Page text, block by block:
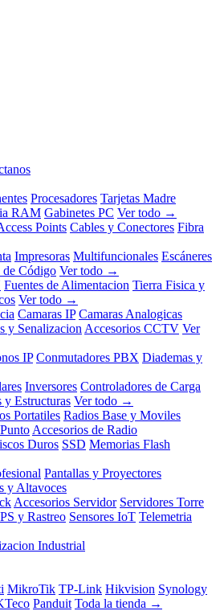
Procesadores Tarjetas Madre
RAM Gabinetes PC Ver todo →
Points Cables y Conectores Fibra
Impresoras Multifuncionales Escáneres
de Código Ver todo →
Fuentes de Alimentacion Tierra Fisica y
Ver todo →
Camaras IP Camaras Analogicas
y Senalizacion Accesorios CCTV Ver
IP Conmutadores PBX Diademas y
Inversores Controladores de Carga
y Estructuras Ver todo →
Portatiles Radios Base y Moviles
Accesorios de Radio
Duros SSD Memorias Flash
Pantallas y Proyectores
y Altavoces
Accesorios Servidor Servidores Torre
y Rastreo Sensores IoT Telemetria
Industrial
MikroTik TP-Link Hikvision Synology
Panduit Toda la tienda →